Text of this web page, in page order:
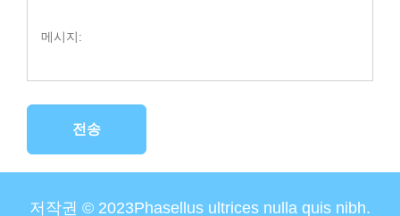
전송
저작권 © 2023Phasellus ultrices nulla quis nibh.